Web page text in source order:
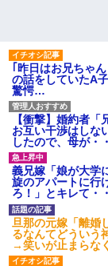
私「ちょっと、人
触らないでよ！」
こに金庫があった
みようとしただけ☆
は出てけ！二度と来
果・・・
私「初めて飲む
のお茶？」彼「ちっ
【GIF】JSのカン
タ
後続車にクラク
され彼氏が逆切れ。
ション鳴らしてんだ
いよ！」と怒鳴り
【衝撃】報酬100
募集がこちらｗｗ
あり)
｢昨日はお兄ちゃ
の話をしていたA
驚愕…
【衝撃】婚約者「
お互い干渉はしな
したので、母が・
義兄嫁「娘が大学
旋のアパートに行
ろ！」とキレて・
旦那の元嫁「離婚
るなんてどういう
→笑いが止まらな